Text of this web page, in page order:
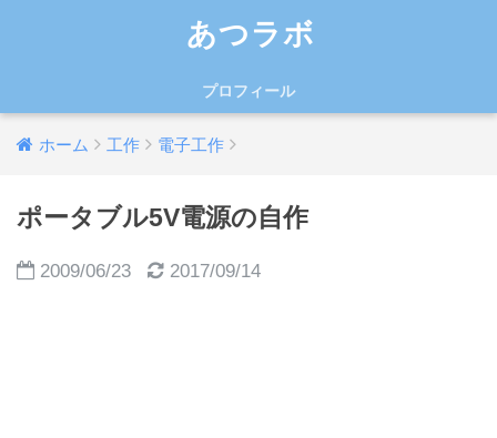
あつラボ
プロフィール
ホーム 工作 電子工作
ポータブル5V電源の自作
2009/06/23 2017/09/14